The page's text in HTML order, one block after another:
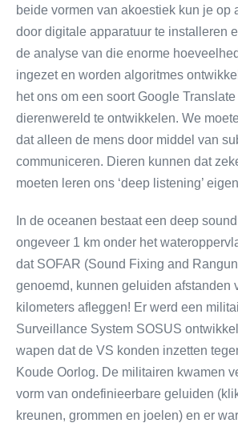
beide vormen van akoestiek kun je op
door digitale apparatuur te installeren
de analyse van die enorme
ingezet en worden algoritmes
het ons om een soort Google
dierenwereld te ontwikkelen. We
dat alleen de mens door middel van
communiceren. Dieren kunnen dat
moeten leren ons ‘deep listening’
In de oceanen bestaat een deep
ongeveer 1 km onder het
dat SOFAR (Sound Fixing and
genoemd, kunnen geluiden afstanden
kilometers afleggen! Er werd een
Surveillance System SOSUS
wapen dat de VS konden inzetten
Koude Oorlog. De militairen kwamen
vorm van ondefinieerbare geluiden
kreunen, grommen en joelen) en er